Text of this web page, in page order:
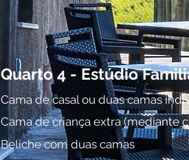
Quarto 4 - Estúdio
Cama de casal ou duas camas
Cama de criança extra (mediante
Beliche com duas camas